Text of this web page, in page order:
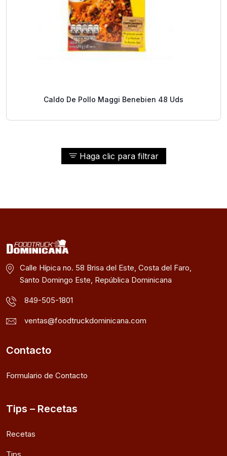
Haga clic para filtrar
Caldo De Pollo Maggi Benebien 48 Uds
Calle Hípica no. 58 Brisa del Este, Costa del Faro,
Santo Domingo Este, República Dominicana
849-505-1801
ventas@foodtruckdominicana.com
Contacto
Formulario de Contacto
Tips – Recetas
Recetas
Tips